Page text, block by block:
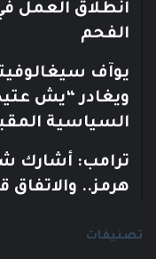
انطلاق العمل
الفحم
يوآف
ويغادر “يش
السياسية
ترامب: أشارك
هرمز.. والاتفاق
تصنيفات